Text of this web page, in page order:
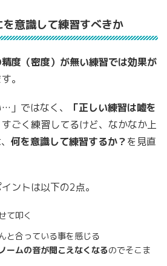
意識して練習すべきか
精度（密度）が無い練習では効果が
。
」ではなく、
「正しい練習は嘘を
ごく練習してるけど、なかなか上
何を意識して練習するか？を見直
ントは以下の2点。
て叩く
と合っている事を感じる
ームの音が聞こえなくなるのでそこま